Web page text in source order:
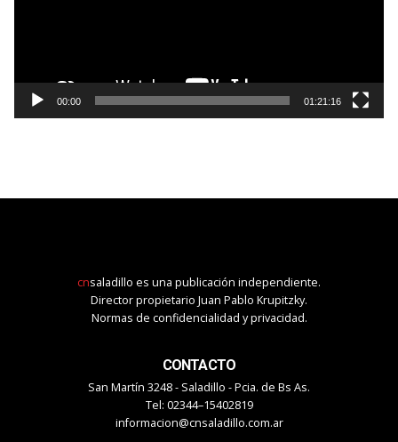
00:00 01:21:16
cnsaladillo es una publicación independiente.
Director propietario Juan Pablo Krupitzky.
Normas de confidencialidad y privacidad.
CONTACTO
San Martín 3248 - Saladillo - Pcia. de Bs As.
Tel: 02344–15402819
informacion@cnsaladillo.com.ar